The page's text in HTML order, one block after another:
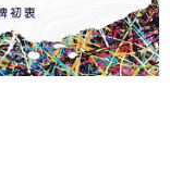
發現惡意使用之情形，
並採取法律行動。